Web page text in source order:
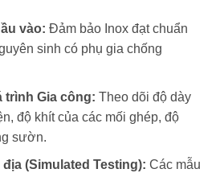
vào: Đảm bảo Inox đạt chuẩn
sinh có phụ gia chống
trình Gia công: Theo dõi độ dày
độ khít của các mối ghép, độ
sườn.
(Simulated Testing): Các mẫu